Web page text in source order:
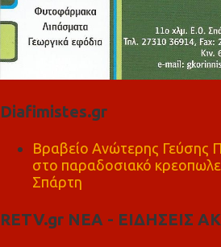
Diafimistes.gr
Βραβείο Ανώτερης Γεύσης
στο παραδοσιακό
Σπάρτη
RETV.gr ΝΕΑ - ΕΙΔΗΣΕΙΣ